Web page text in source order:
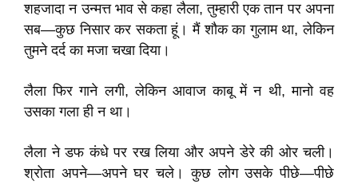
शहजादा न उन्मत्त भाव से कहा लैला, तुम्हारी एक तान पर अपना
सब—कुछ निसार कर सकता हूं। मैं शौक का गुलाम था, लेकिन
तुमने दर्द का मजा चखा दिया।
लैला फिर गाने लगी, लेकिन आवाज काबू में न थी, मानो वह
उसका गला ही न था।
लैला ने डफ कंधे पर रख लिया और अपने डेरे की ओर चली।
श्रोता अपने—अपने घर चले। कुछ लोग उसके पीछे—पीछे